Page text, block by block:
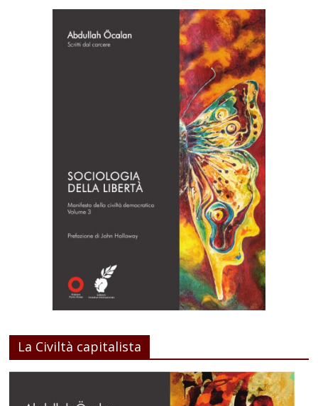
La Civiltà capitalista